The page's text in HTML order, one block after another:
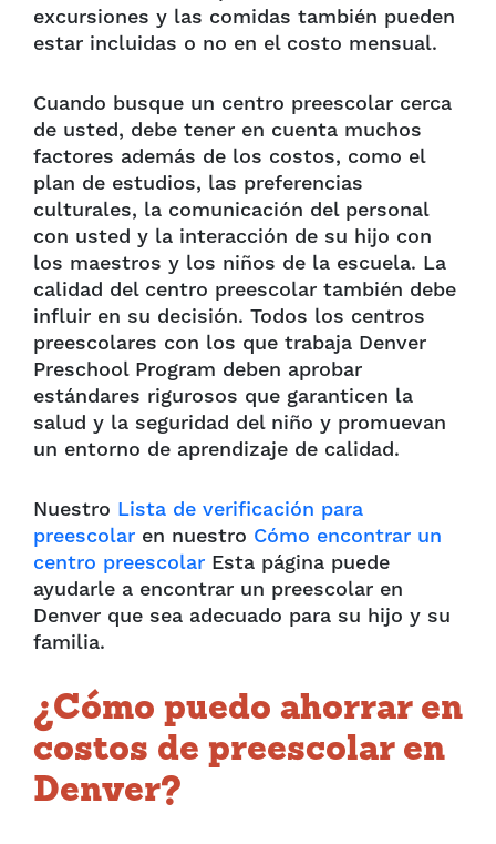
excursiones y las comidas también pueden
estar incluidas o no en el costo mensual.
Cuando busque un centro preescolar cerca
de usted, debe tener en cuenta muchos
factores además de los costos, como el
plan de estudios, las preferencias
culturales, la comunicación del personal
con usted y la interacción de su hijo con
los maestros y los niños de la escuela. La
calidad del centro preescolar también debe
influir en su decisión. Todos los centros
preescolares con los que trabaja Denver
Preschool Program deben aprobar
estándares rigurosos que garanticen la
salud y la seguridad del niño y promuevan
un entorno de aprendizaje de calidad.
Nuestro Lista de verificación para
preescolar en nuestro Cómo encontrar un
centro preescolar Esta página puede
ayudarle a encontrar un preescolar en
Denver que sea adecuado para su hijo y su
familia.
¿Cómo puedo ahorrar en
costos de preescolar en
Denver?